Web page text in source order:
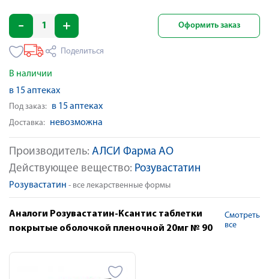
Производитель: АЛСИ Фарма АО
Действующее вещество: Розувастатин
Розувастатин - все лекарственные формы
Оформить заказ
Поделиться
В наличии
в 15 аптеках
Под заказ: в 15 аптеках
Доставка: невозможна
Аналоги Розувастатин-Ксантис таблетки
покрытые оболочкой пленочной 20мг № 90
Смотреть
все